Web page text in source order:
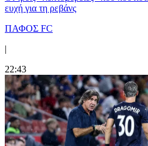
ευχή για τη ρεβάνς
ΠΑΦΟΣ FC
|
22:43